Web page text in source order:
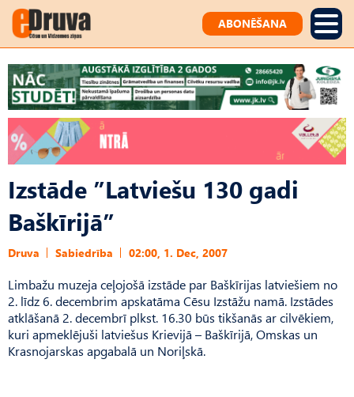
ABONĒŠANA
Izstāde ”Latviešu 130 gadi
Baškīrijā”
Druva Sabiedrība 02:00, 1. Dec, 2007
Limbažu muzeja ceļojošā izstāde par Baškīrijas latviešiem no
2. līdz 6. decembrim apskatāma Cēsu Izstāžu namā. Izstādes
atklāšanā 2. decembrī plkst. 16.30 būs tikšanās ar cilvēkiem,
kuri apmeklējuši latviešus Krievijā – Baškīrijā, Omskas un
Krasnojarskas apgabalā un Noriļskā.